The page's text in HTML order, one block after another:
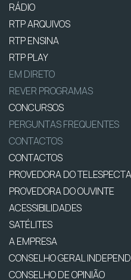
RÁDIO
RTP ARQUIVOS
RTP ENSINA
RTP PLAY
EM DIRETO
REVER PROGRAMAS
CONCURSOS
PERGUNTAS FREQUENTES
CONTACTOS
CONTACTOS
PROVEDORA DO
PROVEDORA DO OUVINTE
ACESSIBILIDADES
SATÉLITES
A EMPRESA
CONSELHO GERAL
CONSELHO DE OPINIÃO